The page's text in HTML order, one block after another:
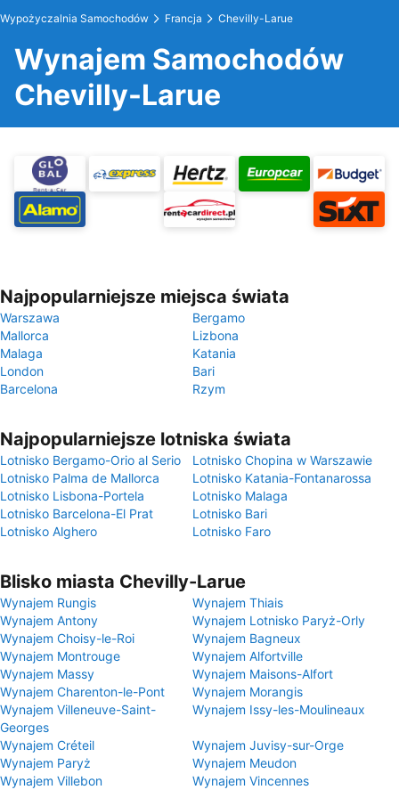
Wypożyczalnia Samochodów Francja Chevilly-Larue
Wynajem Samochodów
Chevilly-Larue
Najpopularniejsze miejsca świata
Warszawa
Bergamo
Mallorca
Lizbona
Malaga
Katania
London
Bari
Barcelona
Rzym
Najpopularniejsze lotniska świata
Lotnisko Bergamo-Orio al Serio
Lotnisko Chopina w Warszawie
Lotnisko Palma de Mallorca
Lotnisko Katania-Fontanarossa
Lotnisko Lisbona-Portela
Lotnisko Malaga
Lotnisko Barcelona-El Prat
Lotnisko Bari
Lotnisko Alghero
Lotnisko Faro
Blisko miasta Chevilly-Larue
Wynajem Rungis
Wynajem Thiais
Wynajem Antony
Wynajem Lotnisko Paryż-Orly
Wynajem Choisy-le-Roi
Wynajem Bagneux
Wynajem Montrouge
Wynajem Alfortville
Wynajem Massy
Wynajem Maisons-Alfort
Wynajem Charenton-le-Pont
Wynajem Morangis
Wynajem Villeneuve-Saint-
Georges
Wynajem Issy-les-Moulineaux
Wynajem Créteil
Wynajem Juvisy-sur-Orge
Wynajem Paryż
Wynajem Meudon
Wynajem Villebon
Wynajem Vincennes